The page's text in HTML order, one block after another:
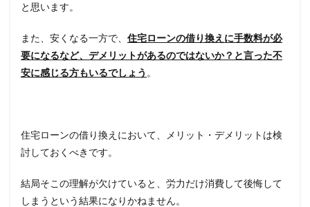
と思います。
また、安くなる一方で、 住宅ローンの借り換えに手数料が必
要になるなど、デメリットがあるのではないか？と言った不
安に感じる方もいるでしょう 。
住宅ローンの借り換えにおいて、メリット・デメリットは検
討しておくべきです。
結局そこの理解が欠けていると、労力だけ消費して後悔して
しまうという結果になりかねません。